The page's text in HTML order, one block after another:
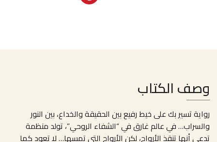
وصف الكتاب
رواية تسير بك على خيط رفيع بين الحقيقة والخداع، بين النور
والسراب… في عالم غارق في “الشفاء الروحي”، تولد منظمة
تدعي أنها تنقذ الأرواح، لكن الأرواح التي تمسها… لا تعود كما